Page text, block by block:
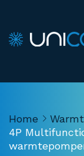
Home
4P